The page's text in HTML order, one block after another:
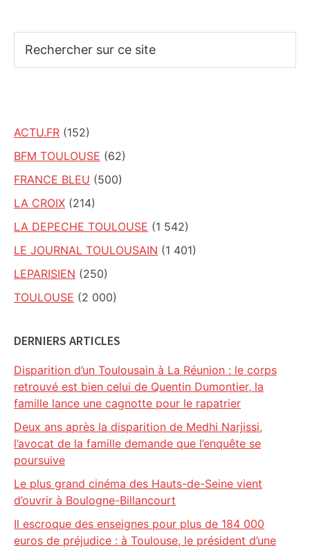
sur
ACTU.FR (152)
BFM TOULOUSE (62)
FRANCE BLEU (500)
LA CROIX (214)
LA DEPECHE TOULOUSE (1 542)
LE JOURNAL TOULOUSAIN (1 401)
LEPARISIEN (250)
TOULOUSE (2 000)
DERNIERS ARTICLES
Disparition d’un Toulousain à La Réunion : le corps
retrouvé est bien celui de Quentin Dumontier, la
famille lance une cagnotte pour le rapatrier
Deux ans après la disparition de Medhi Narjissi,
l’avocat de la famille demande que l’enquête se
poursuive
Le plus grand cinéma des Hauts-de-Seine vient
d’ouvrir à Boulogne-Billancourt
Il escroque des enseignes pour plus de 184 000
euros de préjudice : à Toulouse, le président d’une